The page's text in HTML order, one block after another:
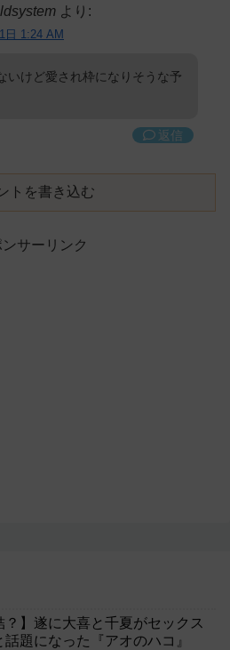
より:
日 1:24 AM
いけど愛され枠になりそうな予
返信
トを書き込む
ンサーリンク
？】遂に大喜と千夏がセックス
話題になった『アオのハコ』